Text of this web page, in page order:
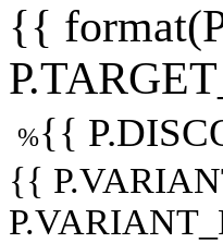
{{
%{{
{{